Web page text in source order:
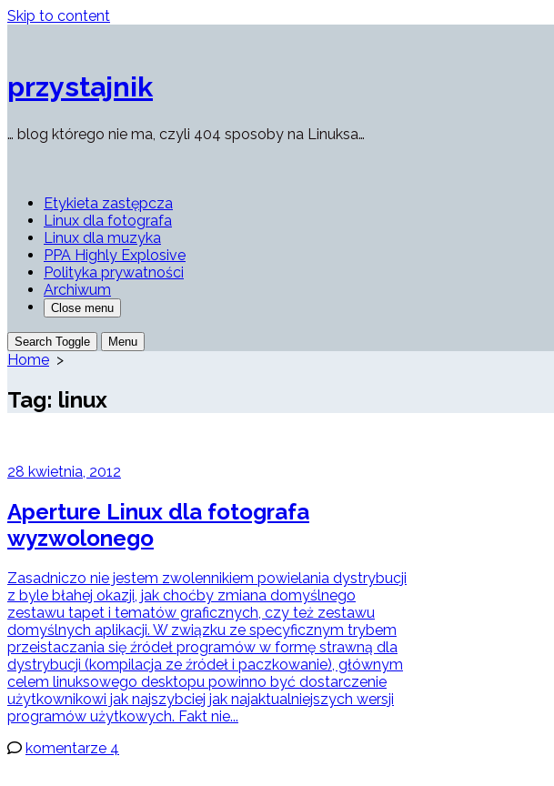
Skip to content
przystajnik
… blog którego nie ma, czyli 404 sposoby na Linuksa…
Etykieta zastępcza
Linux dla fotografa
Linux dla muzyka
PPA Highly Explosive
Polityka prywatności
Archiwum
Close menu
Search Toggle Menu
Home >
Tag: linux
28 kwietnia, 2012
Aperture Linux dla fotografa
wyzwolonego
Zasadniczo nie jestem zwolennikiem powielania dystrybucji
z byle błahej okazji, jak choćby zmiana domyślnego
zestawu tapet i tematów graficznych, czy też zestawu
domyślnych aplikacji. W związku ze specyficznym trybem
przeistaczania się źródeł programów w formę strawną dla
dystrybucji (kompilacja ze źródeł i paczkowanie), głównym
celem linuksowego desktopu powinno być dostarczenie
użytkownikowi jak najszybciej jak najaktualniejszych wersji
programów użytkowych. Fakt nie...
komentarze 4